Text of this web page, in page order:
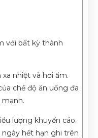
với bất kỳ thành
nhiệt và hơi ẩm.
chế độ ăn uống đa
mạnh.
lượng khuyến cáo.
hết hạn ghi trên